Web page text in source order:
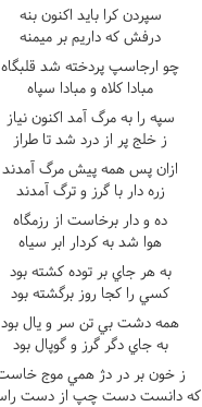
سپردن کرا بايد اکنون بنه
درفش که داريم بر ميمنه
چو ارجاسپ پردخته شد قلبگاه
مبادا کلاه و مبادا سپاه
سپه را به مرگ آمد اکنون نياز
ز خلج پر از درد شد تا طراز
ازان پس همه پيش مرگ آمدند
زره دار با گرز و ترگ آمدند
ده و دار برخاست از رزمگاه
هوا شد به کردار ابر سياه
به هر جاي بر توده کشته بود
کسي را کجا روز برگشته بود
همه دشت بي تن سر و يال بود
به جاي دگر گرز و گوپال بود
ز خون بر در دژ همي موج
که دانست دست چپ از دست